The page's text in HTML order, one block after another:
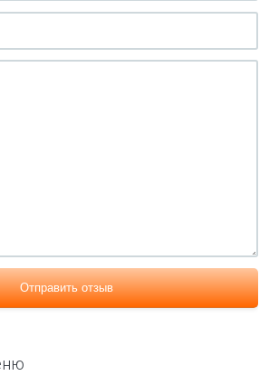
Отправить отзыв